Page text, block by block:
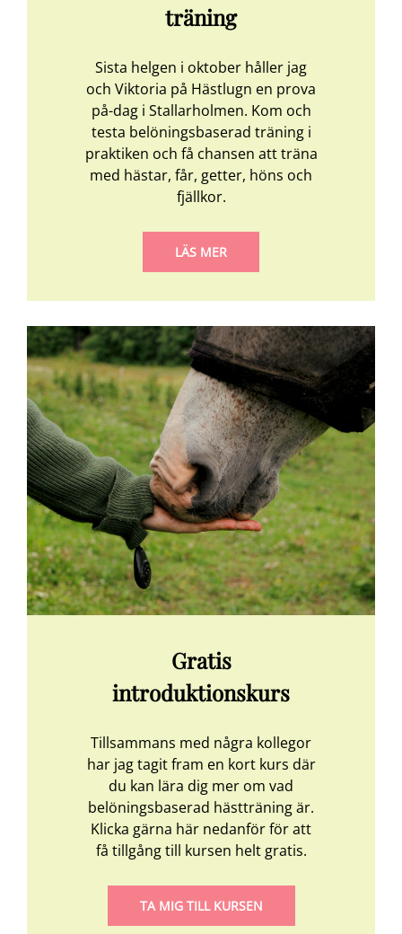
träning
Sista helgen i oktober håller jag
och Viktoria på Hästlugn en prova
på-dag i Stallarholmen. Kom och
testa belöningsbaserad träning i
praktiken och få chansen att träna
med hästar, får, getter, höns och
fjällkor.
LÄS MER
Gratis
introduktionskurs
Tillsammans med några kollegor
har jag tagit fram en kort kurs där
du kan lära dig mer om vad
belöningsbaserad hästträning är.
Klicka gärna här nedanför för att
få tillgång till kursen helt gratis.
TA MIG TILL KURSEN